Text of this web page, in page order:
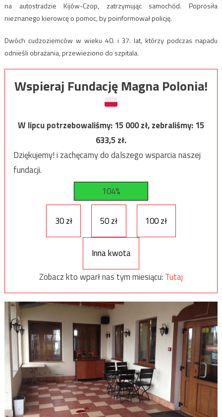
na autostradzie Kijów-Czop, zatrzymując samochód. Poprosiła
nieznanego kierowcę o pomoc, by poinformował policję.
Dwóch cudzoziemców w wieku 40. i 37. lat, którzy podczas napadu
odnieśli obrażania, przewieziono do szpitala.
Wspieraj Fundację Magna Polonia!
W lipcu potrzebowaliśmy:15 000zł, zebraliśmy:15
633,5zł.
Dziękujemy! i zachęcamy do dalszego wsparcia naszej
fundacji.
104%
30 zł 50 zł 100 zł
Inna kwota
Zobacz kto wparł nas tym miesiącu: Tutaj